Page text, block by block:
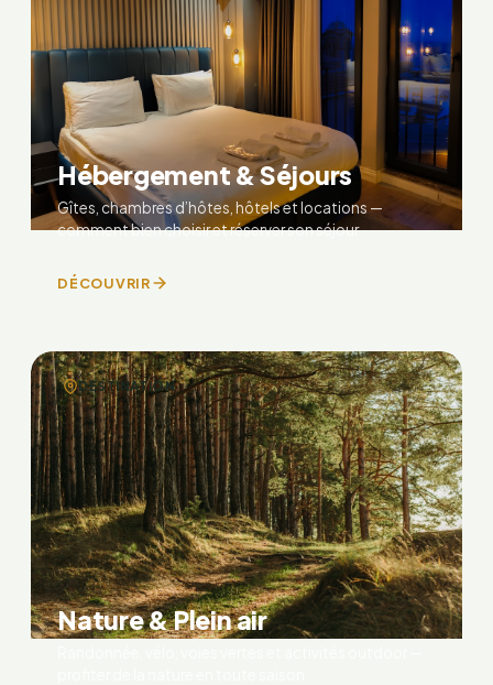
Hébergement & Séjours
Gîtes, chambres d’hôtes, hôtels et locations —
comment bien choisir et réserver son séjour.
DÉCOUVRIR
DESTINATION
Nature & Plein air